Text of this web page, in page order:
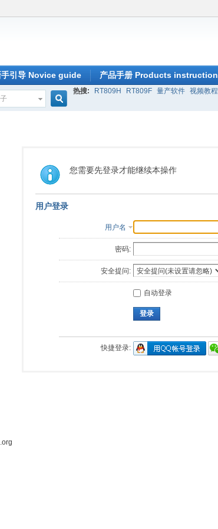
手引导 Novice guide 产品手册 Products instruction
索
热搜: RT809H RT809F 量产软件 视频教程
您需要先登录才能继续本操作
用户登录
用户名
密码:
安全提问:
自动登录
登录
快捷登录: